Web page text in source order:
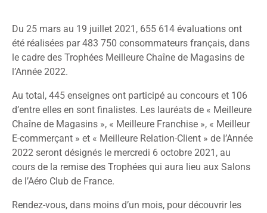
Du 25 mars au 19 juillet 2021, 655 614 évaluations ont
été réalisées par 483 750 consommateurs français, dans
le cadre des Trophées Meilleure Chaîne de Magasins de
l’Année 2022.
Au total, 445 enseignes ont participé au concours et 106
d’entre elles en sont finalistes. Les lauréats de « Meilleure
Chaîne de Magasins », « Meilleure Franchise », « Meilleur
E-commerçant » et « Meilleure Relation-Client » de l’Année
2022 seront désignés le mercredi 6 octobre 2021, au
cours de la remise des Trophées qui aura lieu aux Salons
de l’Aéro Club de France.
Rendez-vous, dans moins d’un mois, pour découvrir les